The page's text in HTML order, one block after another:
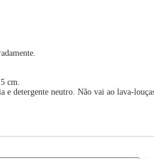
cm.
e detergente neutro. Não vai ao lava-